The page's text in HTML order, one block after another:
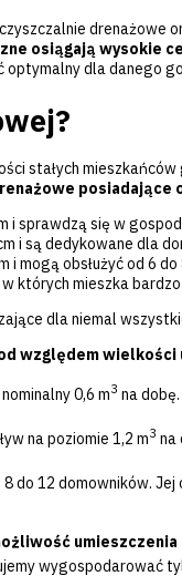
drenażowe
osiągają wysokie
optymalny dla danego
stałych
posiadające
sprawdzą się w
i są dedykowane dla
mogą obsłużyć od 6
których mieszka
dla niemal
względem wielkości
0,6 m3 na
na poziomie 1,2 m3 na
do 12 domowników. Jej
umieszczenia
wygospodarować